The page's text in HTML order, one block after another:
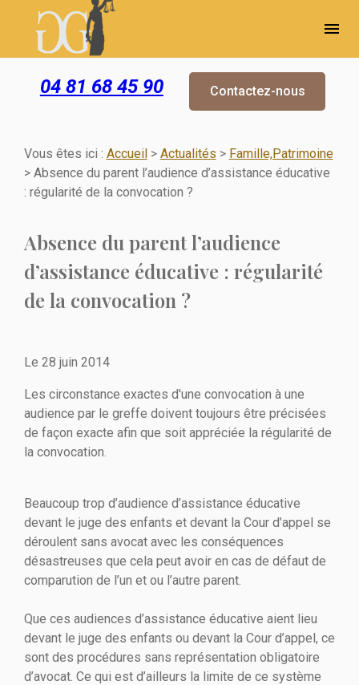
menu
04 81 68 45 90 Contactez-nous
Vous êtes ici : Accueil> Actualités > Famille,Patrimoine
> Absence du parent l’audience d’assistance éducative
: régularité de la convocation ?
Absence du parent l’audience
d’assistance éducative : régularité
de la convocation ?
Le 28 juin 2014
Les circonstance exactes d'une convocation à une
audience par le greffe doivent toujours être précisées
de façon exacte afin que soit appréciée la régularité de
la convocation.
Beaucoup trop d’audience d’assistance éducative
devant le juge des enfants et devant la Cour d’appel se
déroulent sans avocat avec les conséquences
désastreuses que cela peut avoir en cas de défaut de
comparution de l’un et ou l’autre parent.
Que ces audiences d’assistance éducative aient lieu
devant le juge des enfants ou devant la Cour d’appel, ce
sont des procédures sans représentation obligatoire
d’avocat. Ce qui est d’ailleurs la limite de ce système
Panneau de gestion des cookies